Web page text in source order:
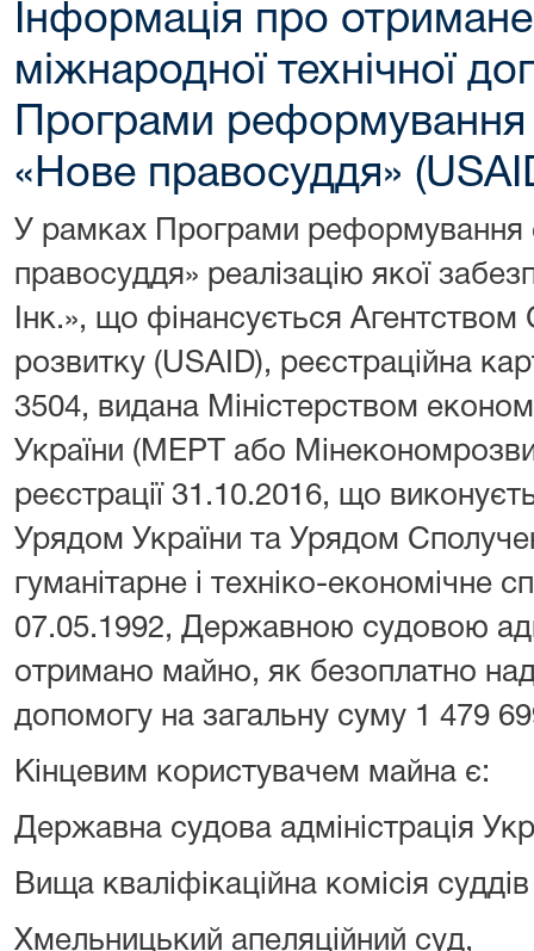
Інформація про
міжнародної технічної
Програми реформування
«Нове правосуддя»
У рамках Програми реформування
правосуддя» реалізацію якої
Інк.», що фінансується
розвитку (USAID), реєстраційна
3504, видана Міністерством
України (МЕРТ або
реєстрації 31.10.2016, що
Урядом України та Урядом
гуманітарне і техніко-економічне
07.05.1992, Державною судовою
отримано майно, як безоплатно
допомогу на загальну суму 1 479
Кінцевим користувачем майна є:
Державна судова адміністрація
Вища кваліфікаційна комісія
Хмельницький апеляційний суд,